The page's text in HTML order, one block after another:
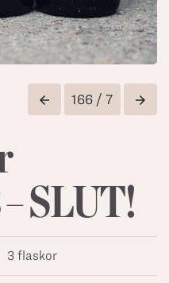
arrow_back 166 / 7 arrow_forward
SLUT!
3 flaskor